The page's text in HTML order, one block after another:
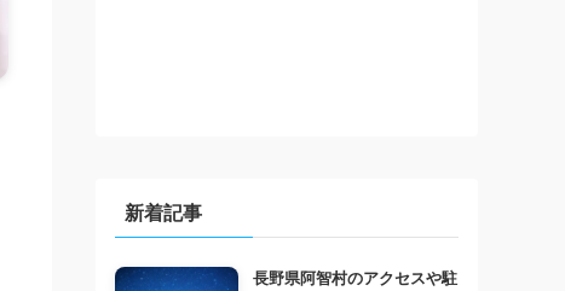
新着記事
長野県阿智村のアクセスや駐